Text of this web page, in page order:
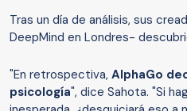
Tras un día de análisis, sus
DeepMind en Londres-
"En retrospectiva, AlphaGo
psicología", dice Sahota. "Si